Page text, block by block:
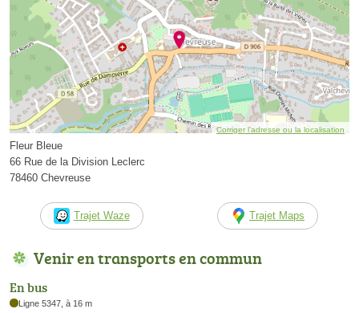
Corriger l’adresse ou la localisation
Fleur Bleue
66 Rue de la Division Leclerc
78460 Chevreuse
Trajet Waze Trajet Maps
Venir en transports en commun
En bus
Ligne 5347, à 16 m